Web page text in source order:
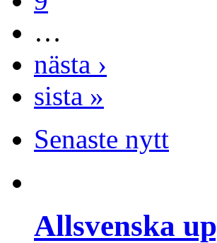
…
nästa ›
sista »
Senaste nytt
Allsvenska